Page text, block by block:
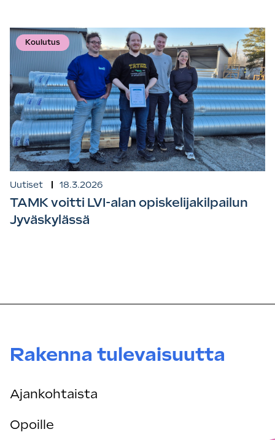
Uutiset 18.3.2026
TAMK voitti LVI-alan opiskelijakilpailun
Jyväskylässä
Koulutus
Rakenna tulevaisuutta
Ajankohtaista
Opoille